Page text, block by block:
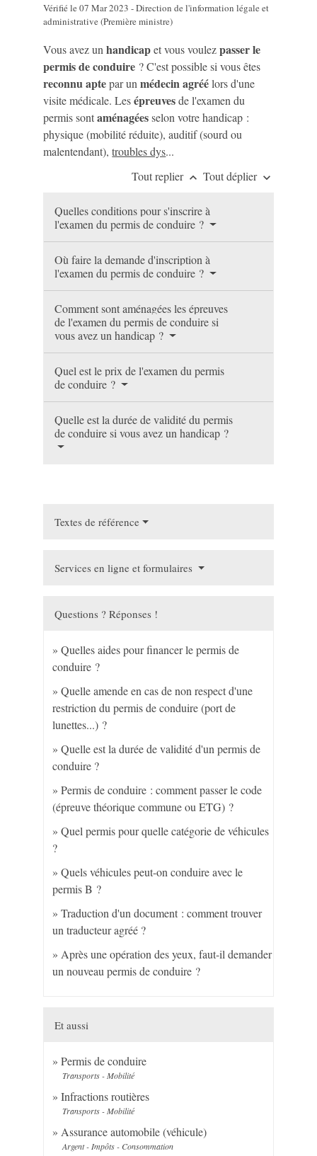
Vérifié le 07 Mar 2023 - Direction de l'information légale et
administrative (Première ministre)
Vous avez unhandicapet vous voulezpasser le
permis de conduire ? C'est possible si vous êtes
reconnu aptepar unmédecin agréélors d'une
visite médicale. Lesépreuvesde l'examen du
permis sontaménagéesselon votre handicap :
physique (mobilité réduite), auditif (sourd ou
malentendant),troubles dys...
Tout replier keyboard_arrow_up Tout déplier keyboard_arrow_down
Quelles conditions pour s'inscrire à
l'examen du permis de conduire ?
Où faire la demande d'inscription à
l'examen du permis de conduire ?
Comment sont aménagées les épreuves
de l'examen du permis de conduire si
vous avez un handicap ?
Quel est le prix de l'examen du permis
de conduire ?
Quelle est la durée de validité du permis
de conduire si vous avez un handicap ?
Textes de référence
Services en ligne et formulaires
Questions ? Réponses !
Quelles aides pour financer le permis de
conduire ?
Quelle amende en cas de non respect d'une
restriction du permis de conduire (port de
lunettes...) ?
Quelle est la durée de validité d'un permis de
conduire ?
Permis de conduire : comment passer le code
(épreuve théorique commune ou ETG) ?
Quel permis pour quelle catégorie de véhicules
?
Quels véhicules peut-on conduire avec le
permis B ?
Traduction d'un document : comment trouver
un traducteur agréé ?
Après une opération des yeux, faut-il demander
un nouveau permis de conduire ?
Et aussi
Permis de conduire
Transports - Mobilité
Infractions routières
Transports - Mobilité
Assurance automobile (véhicule)
Argent - Impôts - Consommation